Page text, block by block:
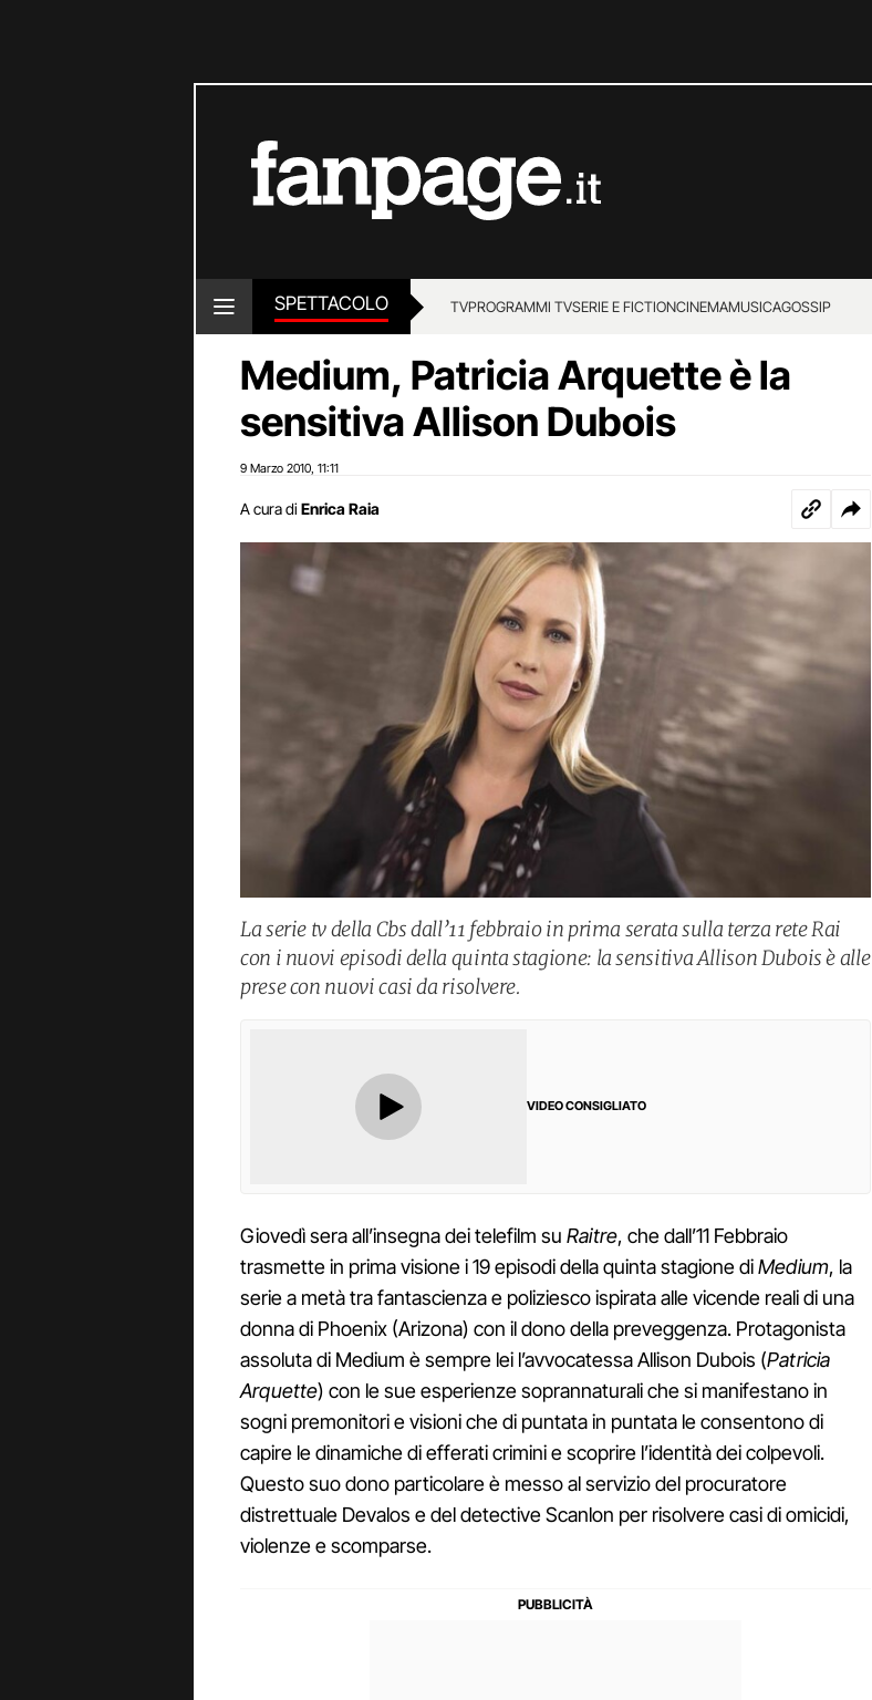
SPETTACOLO TVPROGRAMMI TVSERIE E FICTIONCINEMAMUSICAGOSSIP
Medium, Patricia Arquette è la
sensitiva Allison Dubois
9 Marzo 2010 11:11
A cura di Enrica Raia
La serie tv della Cbs dall’11 febbraio in prima serata sulla terza rete Rai
con i nuovi episodi della quinta stagione: la sensitiva Allison Dubois è alle
prese con nuovi casi da risolvere.
VIDEO CONSIGLIATO
Giovedì sera all’insegna dei telefilm su Raitre, che dall’11 Febbraio
trasmette in prima visione i 19 episodi della quinta stagione diMedium, la
serie a metà tra fantascienza e poliziesco ispirata alle vicende reali di una
donna di Phoenix (Arizona) con il dono della preveggenza. Protagonista
assoluta di Medium è sempre lei l’avvocatessa Allison Dubois (Patricia
Arquette) con le sue esperienze soprannaturali che si manifestano in
sogni premonitori e visioni che di puntata in puntata le consentono di
capire le dinamiche di efferati crimini e scoprire l’identità dei colpevoli.
Questo suo dono particolare è messo al servizio del procuratore
distrettuale Devalos e del detective Scanlon per risolvere casi di omicidi,
violenze e scomparse.